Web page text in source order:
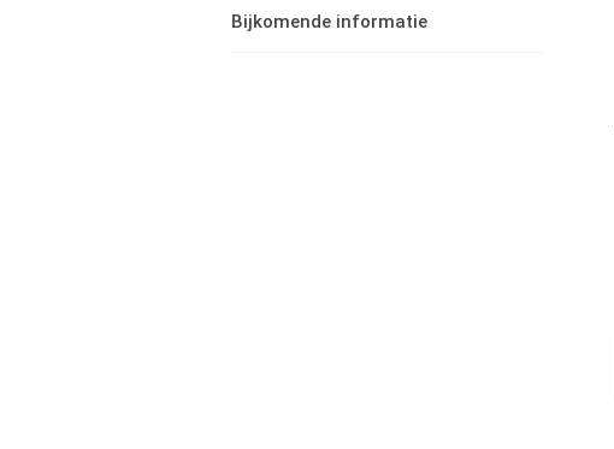
Bijkomende informatie